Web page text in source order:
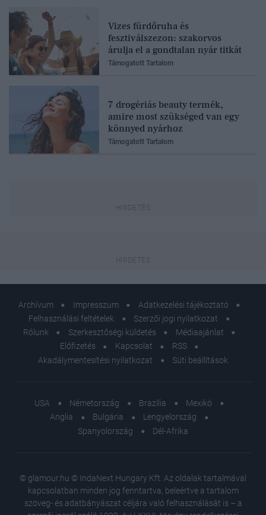
Vizes fürdőruha és
fesztiválszezon: szakorvos
árulja el a gondtalan nyár titkát
Támogatott Tartalom
7 drogériás beauty termék,
amire most szükséged van egy
könnyed nyárhoz
Támogatott Tartalom
Archívum Impresszum
Adatkezelési tájékoztató
Felhasználási feltételek
Szerzői jogi nyilatkozat
Rólunk
Szerkesztőségi küldetés
Médiaajánlat
Előfizetés
Kapcsolat
RSS
Akadálymentesítési nyilatkozat
Süti beállítások
USA Németország Brazília
Mexikó
Anglia
Bulgária
Lengyelország
Spanyolország
Dél-Afrika
© glamour.hu © IndaNext Hungary Kft. Az oldalak tartalmával
kapcsolatban minden jog fenntartva, beleértve a tartalom
szöveg- és adatbányászat céljára való felhasználását is – a